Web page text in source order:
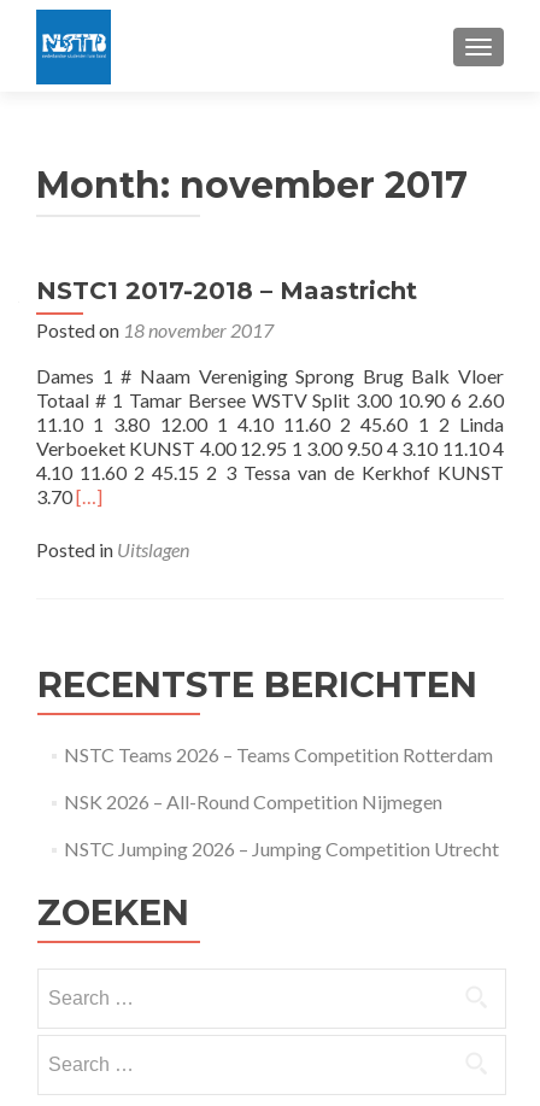
Month: november 2017
NSTC1 2017-2018 – Maastricht
Posted on 18 november 2017
Dames 1 # Naam Vereniging Sprong Brug Balk Vloer
Totaal # 1 Tamar Bersee WSTV Split 3.00 10.90 6 2.60
11.10 1 3.80 12.00 1 4.10 11.60 2 45.60 1 2 Linda
Verboeket KUNST 4.00 12.95 1 3.00 9.50 4 3.10 11.10 4
4.10 11.60 2 45.15 2 3 Tessa van de Kerkhof KUNST
3.70Read
about
[…]
Posted in Uitslagen
RECENTSTE BERICHTEN
NSTC Teams 2026 – Teams Competition Rotterdam
NSK 2026 – All-Round Competition Nijmegen
NSTC Jumping 2026 – Jumping Competition Utrecht
ZOEKEN
for:
for: